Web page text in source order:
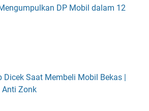
DP Mobil dalam 12
Saat Membeli Mobil Bekas |
Anti Zonk